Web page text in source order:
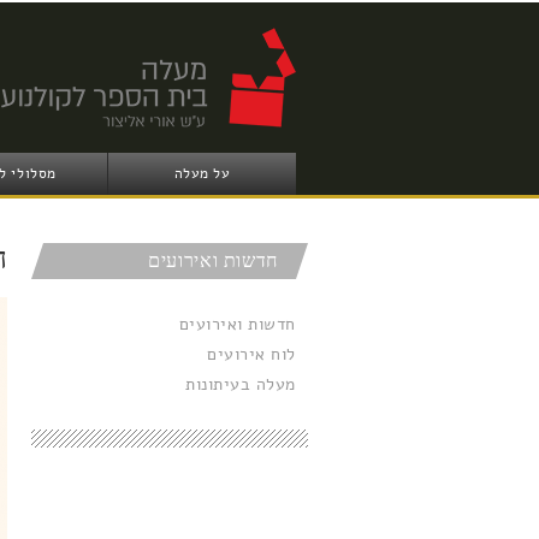
על מעלה מסלולי
חדשות ואירועים
חדשות ואירועים
לוח אירועים
מעלה בעיתונות